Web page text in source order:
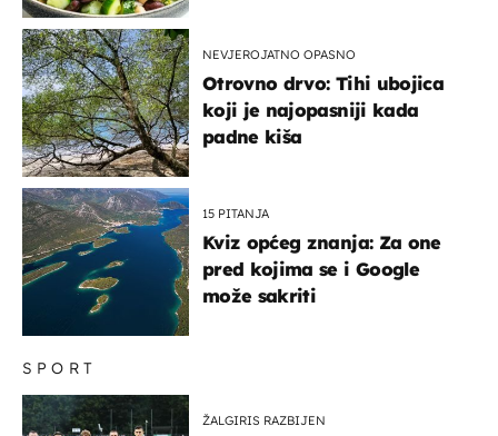
SPORT
ŽALGIRIS RAZBIJEN
NEVJEROJATNO OPASNO
Otrovno drvo: Tihi ubojica
koji je najopasniji kada
padne kiša
15 PITANJA
Kviz općeg znanja: Za one
pred kojima se i Google
može sakriti